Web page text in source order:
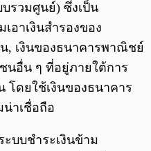
รวมศูนย์) ซึ่งเป็น
อาเงินสำรองของ
, เงินของธนาคารพาณิชย์
นอื่น ๆ ที่อยู่ภายใต้การ
โดยใช้เงินของธนาคาร
น่าเชื่อถือ
บบชำระเงินข้าม